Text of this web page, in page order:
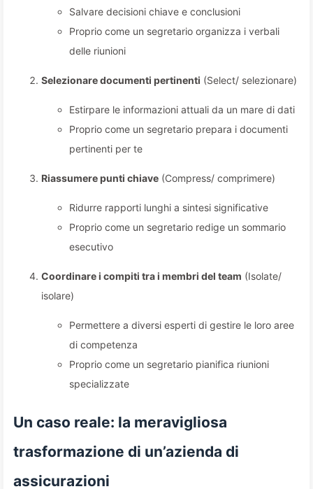
Salvare decisioni chiave e conclusioni
Proprio come un segretario organizza i verbali
delle riunioni
Selezionare documenti pertinenti (Select/ selezionare)
Estirpare le informazioni attuali da un mare di dati
Proprio come un segretario prepara i documenti
pertinenti per te
Riassumere punti chiave (Compress/ comprimere)
Ridurre rapporti lunghi a sintesi significative
Proprio come un segretario redige un sommario
esecutivo
Coordinare i compiti tra i membri del team (Isolate/
isolare)
Permettere a diversi esperti di gestire le loro aree
di competenza
Proprio come un segretario pianifica riunioni
specializzate
Un caso reale: la meravigliosa
trasformazione di un’azienda di
assicurazioni